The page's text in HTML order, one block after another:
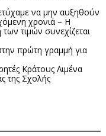
να μην αυξηθούν
χρονιά – Η
τιμών συνεχίζεται
πρώτη γραμμή για
Κράτους Λιμένα
της Σχολής